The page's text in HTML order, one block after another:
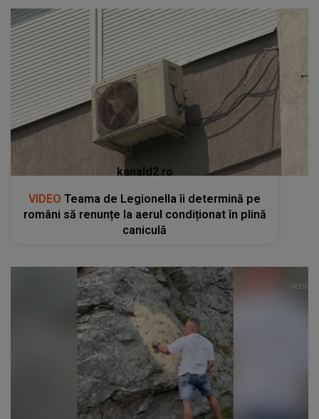
kanald2.ro
VIDEO Teama de Legionella îi determină pe
români să renunțe la aerul condiționat în plină
caniculă